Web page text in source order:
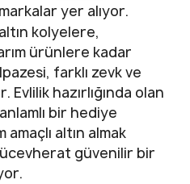
yer alıyor.
kolyelere,
ürünlere kadar
farklı zevk ve
hazırlığında olan
bir hediye
amaçlı altın almak
güvenilir bir